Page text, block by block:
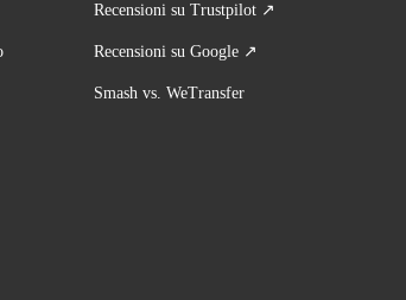
Recensioni su Trustpilot ↗
Recensioni su Google ↗
Smash vs. WeTransfer